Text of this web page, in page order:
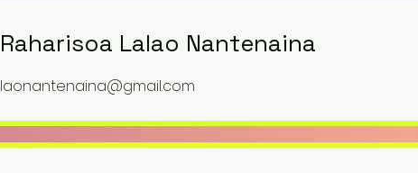
Raharisoa Lalao Nantenaina
laonantenaina@gmail.com